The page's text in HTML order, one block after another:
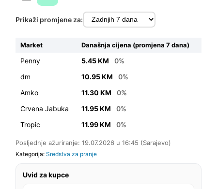
Prikaži promjene za:
Market Današnja cijena (promjena 7 dana)
Penny 5.45 KM
0%
dm
10.95 KM
0%
Amko
11.30 KM
0%
Crvena Jabuka
11.95 KM
0%
Tropic
11.99 KM 0%
Posljednje ažuriranje: 19.07.2026 u 16:45 (Sarajevo)
Kategorija: Sredstva za pranje
Uvid za kupce